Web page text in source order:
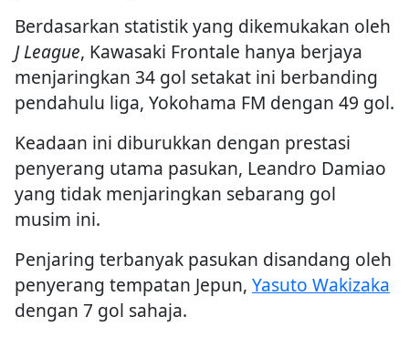
Berdasarkan statistik yang dikemukakan oleh
J League, Kawasaki Frontale hanya berjaya
menjaringkan 34 gol setakat ini berbanding
pendahulu liga, Yokohama FM dengan 49 gol.
Keadaan ini diburukkan dengan prestasi
penyerang utama pasukan, Leandro Damiao
yang tidak menjaringkan sebarang gol
musim ini.
Penjaring terbanyak pasukan disandang oleh
penyerang tempatan Jepun, Yasuto Wakizaka
dengan 7 gol sahaja.